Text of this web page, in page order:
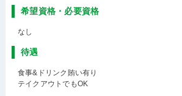
希望資格・必要資格
なし
待遇
食事&ドリンク賄い有り
テイクアウトでもOK